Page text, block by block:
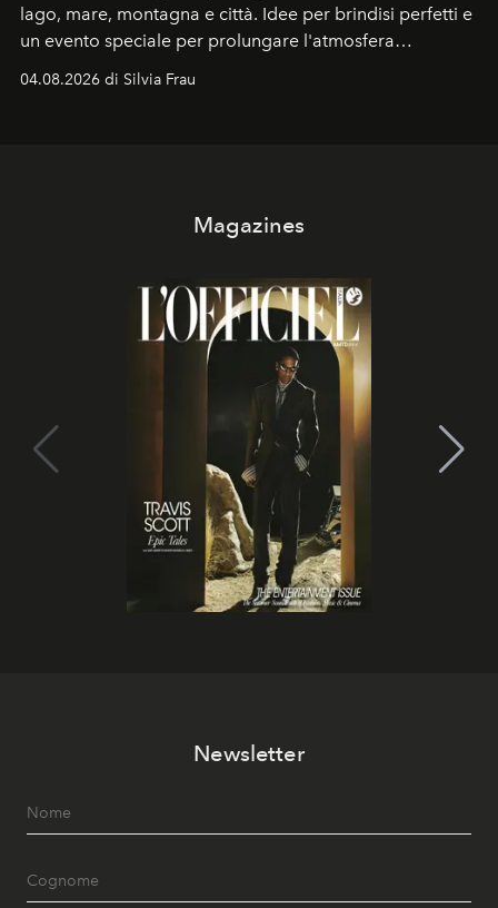
lago, mare, montagna e città. Idee per brindisi perfetti e
un evento speciale per prolungare l'atmosfera
04.08.2026 di Silvia Frau
Magazines
Newsletter